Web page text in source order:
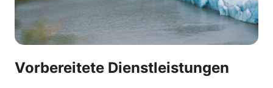
Vorbereitete Dienstleistungen